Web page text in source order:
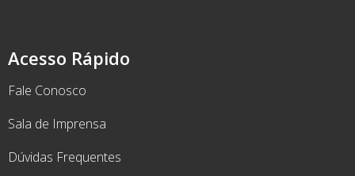
Acesso Rápido
Fale Conosco
Sala de Imprensa
Dúvidas Frequentes